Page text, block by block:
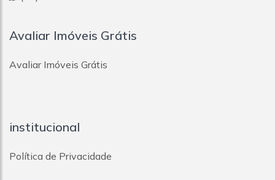
Avaliar Imóveis Grátis
Avaliar Imóveis Grátis
institucional
Política de Privacidade